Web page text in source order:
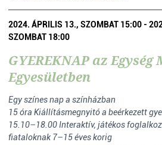
2024. ÁPRILIS 13., SZOMBAT 15:00 -
SZOMBAT 18:00
GYEREKNAP az Egység
Egyesületben
Egy színes nap a színházban
15 óra Kiállításmegnyitó a beérkezett
15.10–18.00 Interaktív, játékos
fiataloknak 7–15 éves korig